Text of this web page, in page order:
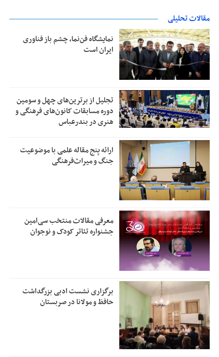
مقالات تحلیلی
نمایشگاه فن‌نما، چشم باز فناوری
ایران است
تجلیل از بر‌ترین‌های چهل و سومین
دوره مسابقات کانون‌های فرهنگی و
هنری در بندرعباس
ارائه پنج مقاله علمی با موضوعیت
جنگ و میراث‌فرهنگی
معرفی مقالات منتخب سی‌امین
جشنواره تئاتر کودک و نوجوان
برگزاری نشست ادبی بزرگداشت
حافظ و مولانا در صربستان